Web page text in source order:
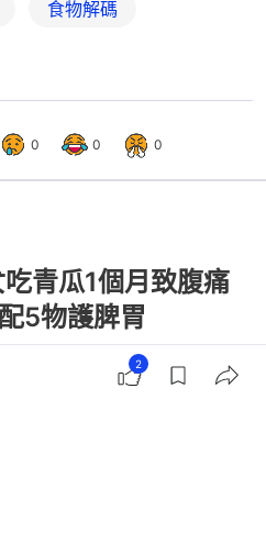
食物解碼
0 0 0
青瓜1個月致腹痛
5物護脾胃
2